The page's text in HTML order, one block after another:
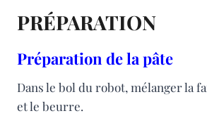
PRÉPARATION
Préparation de la pâte
Dans le bol du robot, mélanger la
et le beurre.